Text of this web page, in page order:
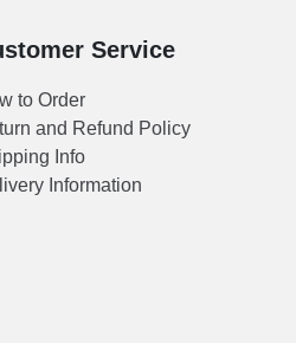
Service
to Order
and Refund Policy
Info
Information